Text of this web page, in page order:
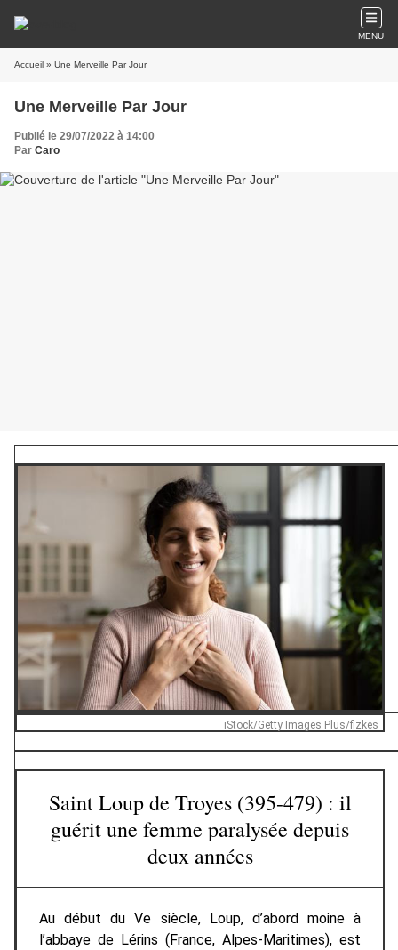
MENU
Accueil » Une Merveille Par Jour
Une Merveille Par Jour
Publié le 29/07/2022 à 14:00
Par Caro
iStock/Getty Images Plus/fizkes
Saint Loup de Troyes (395-479) : il
guérit une femme paralysée depuis
deux années
Au début du Ve siècle, Loup, d’abord moine à
l’abbaye de Lérins (France, Alpes-Maritimes), est